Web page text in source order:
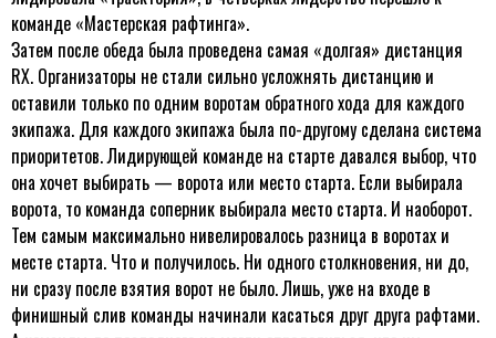
команде «Мастерская рафтинга».
Затем после обеда была проведена самая «долгая» дистанция
RX. Организаторы не стали сильно усложнять дистанцию и
оставили только по одним воротам обратного хода для каждого
экипажа. Для каждого экипажа была по-другому сделана система
приоритетов. Лидирующей команде на старте давался выбор, что
она хочет выбирать — ворота или место старта. Если выбирала
ворота, то команда соперник выбирала место старта. И наоборот.
Тем самым максимально нивелировалось разница в воротах и
месте старта. Что и получилось. Ни одного столкновения, ни до,
ни сразу после взятия ворот не было. Лишь, уже на входе в
финишный слив команды начинали касаться друг друга рафтами.